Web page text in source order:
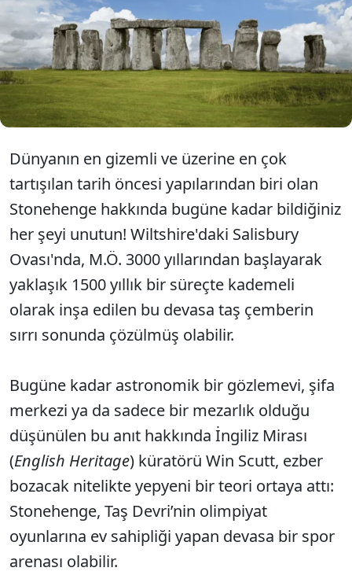
dair pek çok farklı iddia internette yayılmaya
devam ediyordu. Fakat yapının üzerinde
yürütülen çalışmalar bu iddiaların gerçek
olmadığını kanıtlıyor. Uzmanlar Stonehenge taş
yapısının sırrını çözmüş olabilir.
Dünyanın en gizemli ve üzerine en çok
tartışılan tarih öncesi yapılarından biri olan
Stonehenge hakkında bugüne kadar bildiğiniz
her şeyi unutun! Wiltshire'daki Salisbury
Ovası'nda, M.Ö. 3000 yıllarından başlayarak
yaklaşık 1500 yıllık bir süreçte kademeli
olarak inşa edilen bu devasa taş çemberin
sırrı sonunda çözülmüş olabilir.
Bugüne kadar astronomik bir gözlemevi, şifa
merkezi ya da sadece bir mezarlık olduğu
düşünülen bu anıt hakkında İngiliz Mirası
(English Heritage) küratörü Win Scutt, ezber
bozacak nitelikte yepyeni bir teori ortaya attı:
Stonehenge, Taş Devri’nin olimpiyat
oyunlarına ev sahipliği yapan devasa bir spor
arenası olabilir.